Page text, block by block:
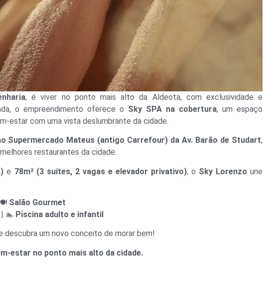
, é viver no ponto mais alto da Aldeota, com exclusividade e
o empreendimento oferece o Sky SPA na cobertura, um espaço
estar com uma vista deslumbrante da cidade.
Supermercado Mateus (antigo Carrefour) da Av. Barão de Studart,
restaurantes da cidade.
e 78m² (3 suítes, 2 vagas e elevador privativo), o Sky Lorenzo une
Salão Gourmet
| 🏊 Piscina adulto e infantil
descubra um novo conceito de morar bem!
estar no ponto mais alto da cidade.